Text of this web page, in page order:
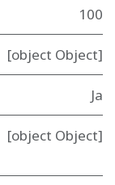
100
[object Object]
Ja
[object Object]